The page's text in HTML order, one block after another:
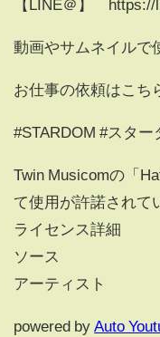
【LINE＠】 https://
動画やサムネイルで
お仕事の依頼はこち
#STARDOM #スタ
Twin Musicomの「
て使用が許諾されて
ライセンス詳細
ソース
アーティスト
powered by Auto